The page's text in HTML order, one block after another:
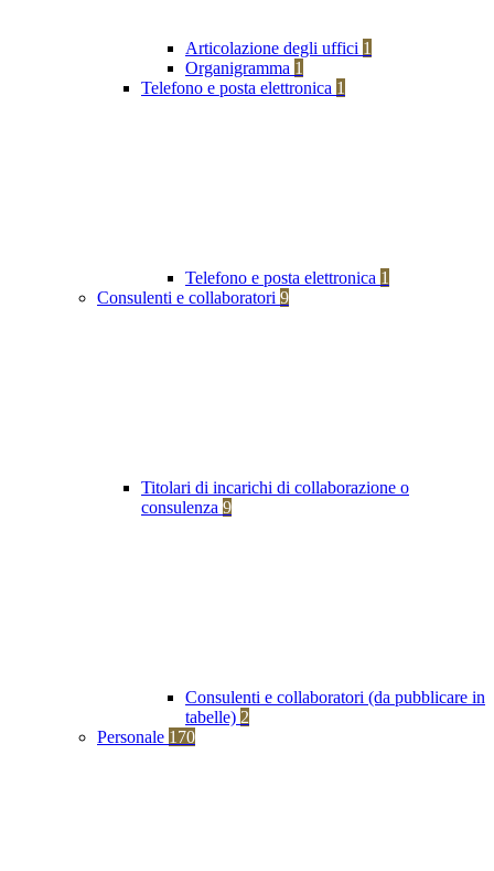
Articolazione degli uffici 1
Organigramma 1
Telefono e posta elettronica 1
Telefono e posta elettronica 1
Consulenti e collaboratori 9
Titolari di incarichi di collaborazione o
consulenza 9
Consulenti e collaboratori (da pubblicare in
tabelle) 2
Personale 170